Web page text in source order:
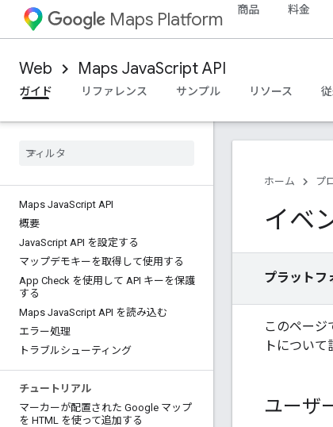
Maps Platform 商品 料金
Web Maps JavaScript API
ガイド
リファレンス サンプル リソース
Maps JavaScript API
概要
JavaScript API を設定する
マップデモキーを取得して使用する
App Check を使用して API キーを保護
する
Maps JavaScript API を読み込む
エラー処理
トラブルシューティング
チュートリアル
マーカーが配置された Google マップ
を HTML を使って追加する
ホーム プ
イベ
プラットフ
このペー
トについて
ユーザ